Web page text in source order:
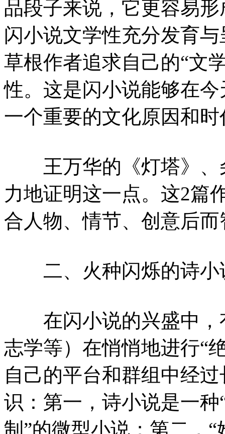
品段子来说，它更容易
闪小说文学性充分发育
草根作者追求自己的“文
性。这是闪小说能够在
一个重要的文化原因和
王万华的《灯塔》、
力地证明这一点。这2篇
合人物、情节、创意后
二、火种闪烁的诗小
在闪小说的兴盛中，
志学等）在悄悄地进行“
自己的平台和群组中经
识：第一，诗小说是一
制”的微型小说；第二，